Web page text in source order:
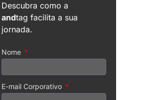
Descubra como a
andtag facilita a sua
jornada.
Nome
E-mail Corporativo